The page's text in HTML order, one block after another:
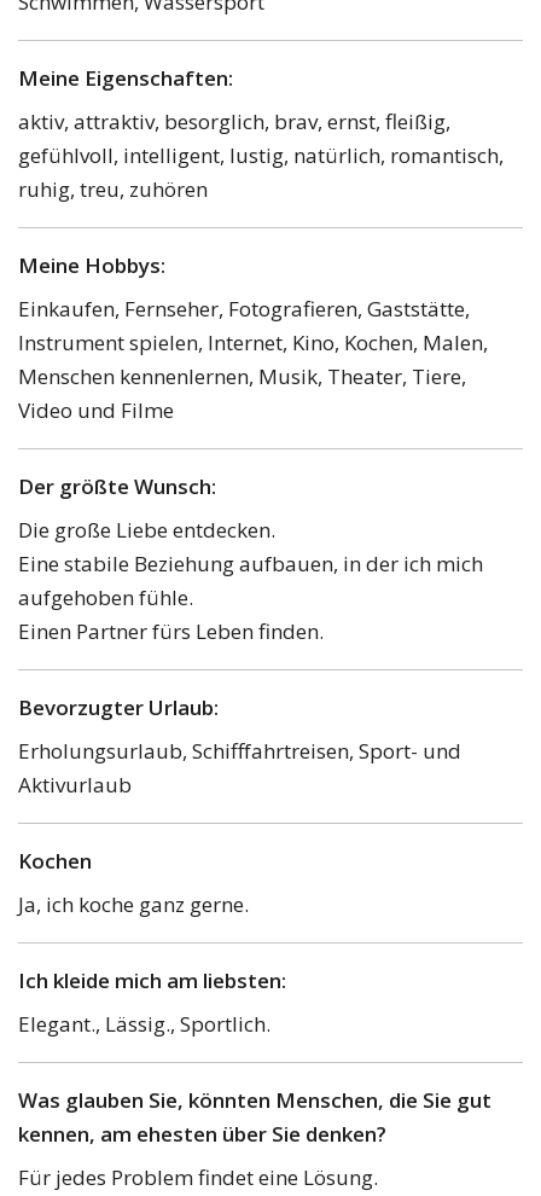
Meine Eigenschaften:
aktiv, attraktiv, besorglich, brav, ernst, fleißig,
gefühlvoll, intelligent, lustig, natürlich, romantisch,
ruhig, treu, zuhören
Meine Hobbys:
Einkaufen, Fernseher, Fotografieren, Gaststätte,
Instrument spielen, Internet, Kino, Kochen, Malen,
Menschen kennenlernen, Musik, Theater, Tiere,
Video und Filme
Der größte Wunsch:
Die große Liebe entdecken.
Eine stabile Beziehung aufbauen, in der ich mich
aufgehoben fühle.
Einen Partner fürs Leben finden.
Bevorzugter Urlaub:
Erholungsurlaub, Schifffahrtreisen, Sport- und
Aktivurlaub
Kochen
Ja, ich koche ganz gerne.
Ich kleide mich am liebsten:
Elegant., Lässig., Sportlich.
Was glauben Sie, könnten Menschen, die Sie gut
kennen, am ehesten über Sie denken?
Für jedes Problem findet eine Lösung.